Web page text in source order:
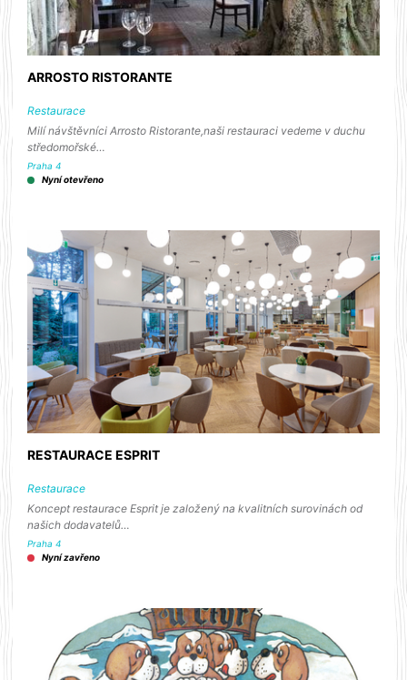
ARROSTO RISTORANTE
Restaurace
Milí návštěvníci Arrosto Ristorante,naši restauraci vedeme v duchu
středomořské…
Praha 4
Nyní otevřeno
RESTAURACE ESPRIT
Restaurace
Koncept restaurace Esprit je založený na kvalitních surovinách od
našich dodavatelů…
Praha 4
Nyní zavřeno